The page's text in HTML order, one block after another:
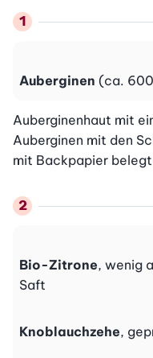
Auberginen (ca.
Auberginenhaut mit
Auberginen mit den
mit Backpapier
Bio-Zitrone, wenig
Saft
Knoblauchzehe,